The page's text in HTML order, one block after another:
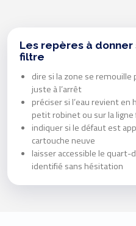
Les repères à
filtre
dire si la zone se remouille
juste à l’arrêt
préciser si l’eau revient en
petit robinet ou sur la ligne
indiquer si le défaut est
cartouche neuve
laisser accessible le
identifié sans hésitation